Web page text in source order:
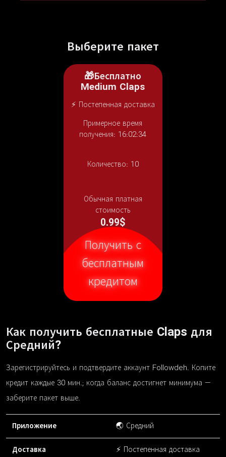
Выберите пакет
🎁Бесплатно
Medium Claps
⚡ Постепенная доставка
Примерное время
получения: 16:02:34
Количество: 10
Обычная платная
стоимость
0.99$
Получить с
бесплатным
кредитом
Как получить бесплатные Claps для
Средний?
Зарегистрируйтесь и подтвердите аккаунт Followdeh. Копите
кредит каждые 30 мин.; когда баланс достигнет минимума —
заберите пакет выше.
Приложение
🌏 Средний
Доставка
⚡ Постепенная доставка